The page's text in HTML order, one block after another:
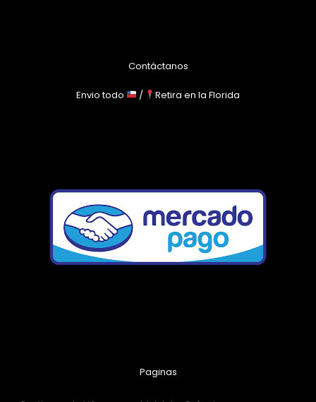
Contáctanos
Envio todo / Retira en la Florida
Paginas